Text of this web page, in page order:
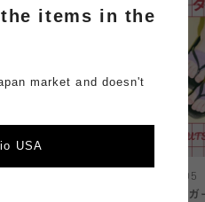
2026.08.05
☀️サンダルガ
items in the
market and doesn't
USA